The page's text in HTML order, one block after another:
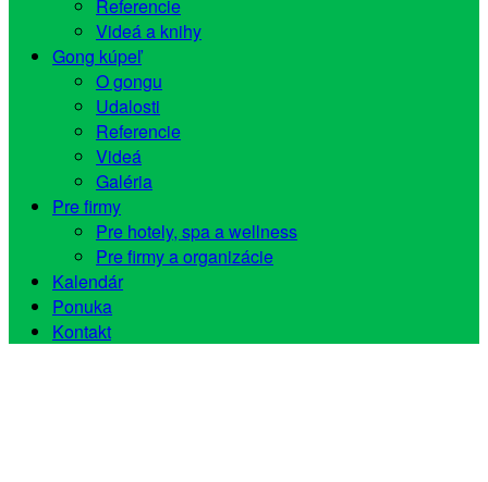
Referencie
Videá a knihy
Gong kúpeľ
O gongu
Udalosti
Referencie
Videá
Galéria
Pre firmy
Pre hotely, spa a wellness
Pre firmy a organizácie
Kalendár
Ponuka
Kontakt